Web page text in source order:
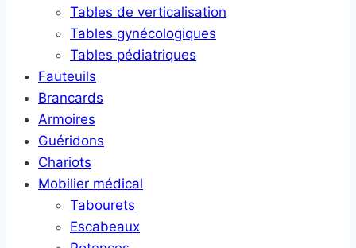
Tables de verticalisation
Tables gynécologiques
Tables pédiatriques
Fauteuils
Brancards
Armoires
Guéridons
Chariots
Mobilier médical
Tabourets
Escabeaux